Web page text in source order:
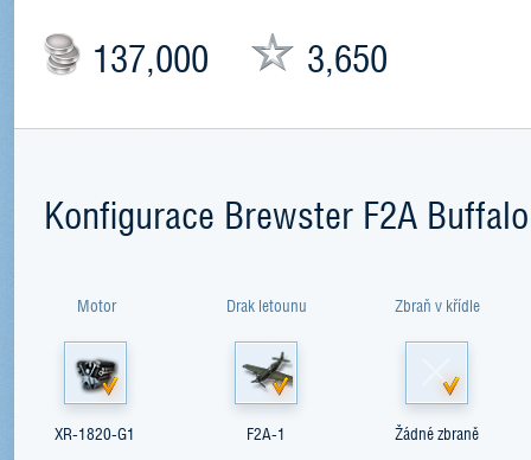
137,000 3,650
Konfigurace Brewster F2A Buffalo
Motor
XR-1820-G1
Drak letounu
F2A-1
Zbraň v křídle
Žádné zbraně